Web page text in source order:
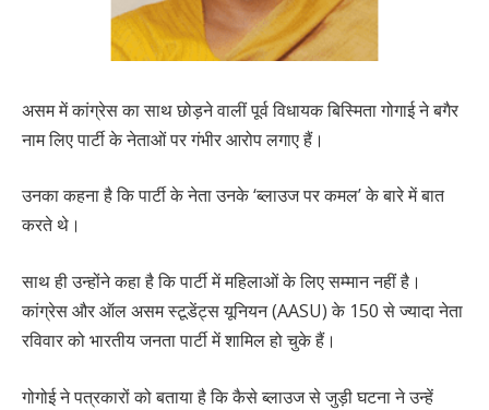
असम में कांग्रेस का साथ छोड़ने वालीं पूर्व विधायक बिस्मिता गोगाई ने बगैर
नाम लिए पार्टी के नेताओं पर गंभीर आरोप लगाए हैं।
उनका कहना है कि पार्टी के नेता उनके ‘ब्लाउज पर कमल’ के बारे में बात
करते थे।
साथ ही उन्होंने कहा है कि पार्टी में महिलाओं के लिए सम्मान नहीं है।
कांग्रेस और ऑल असम स्टूडेंट्स यूनियन (AASU) के 150 से ज्यादा नेता
रविवार को भारतीय जनता पार्टी में शामिल हो चुके हैं।
गोगोई ने पत्रकारों को बताया है कि कैसे ब्लाउज से जुड़ी घटना ने उन्हें